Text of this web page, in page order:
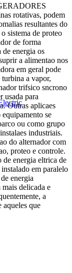
rotativas, podem
resultantes do
sistema de proteo
de forma
de energia os
a alimentao nos
em geral pode
a vapor,
trifsico sncrono
usada para
Outras aplicaes
se
ou como grupo
industriais.
do alternador com
proteo e controle.
energia eltrica de
em paralelo
energia
delicada e
a
aqueles que